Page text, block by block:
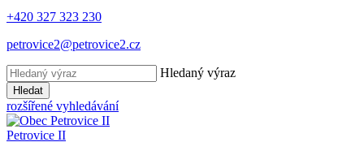
+420 327 323 230
petrovice2@petrovice2.cz
Hledaný výraz
Hledat
rozšířené vyhledávání
Petrovice II